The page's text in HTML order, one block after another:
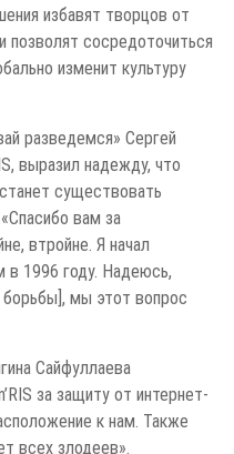
избавят творцов от
позволят сосредоточиться
изменит культуру
разведемся» Сергей
выразил надежду, что
существовать
вам за
втройне. Я начал
в 1996 году. Надеюсь,
мы этот вопрос
Сайфуллаева
за защиту от интернет-
к нам. Также
всех злодеев».